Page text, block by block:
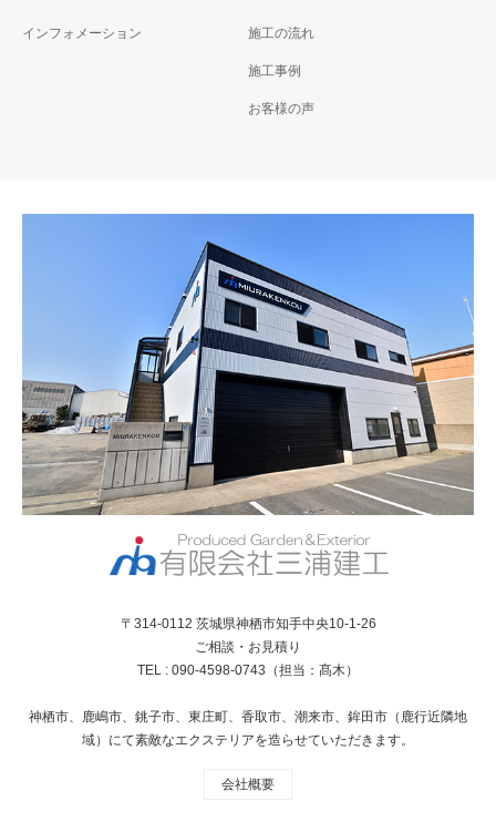
インフォメーション 施工の流れ
施工事例
お客様の声
〒314-0112 茨城県神栖市知手中央10-1-26
ご相談・お見積り
TEL : 090-4598-0743（担当：髙木）
神栖市、鹿嶋市、銚子市、東庄町、香取市、潮来市、鉾田市（鹿行近隣地
域）にて素敵なエクステリアを造らせていただきます。
会社概要